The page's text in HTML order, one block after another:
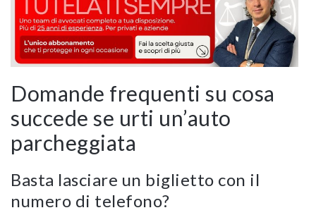
Domande frequenti su cosa
succede se urti un’auto
parcheggiata
Basta lasciare un biglietto con il
numero di telefono?